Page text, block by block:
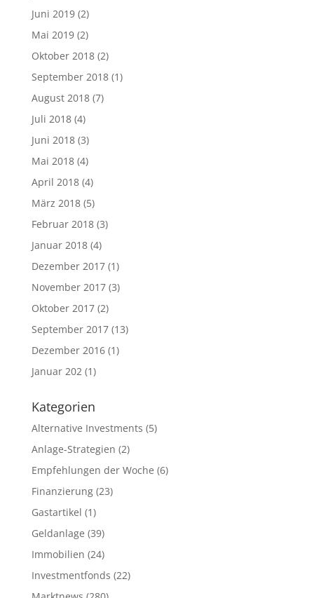
Juni 2019(2)
Mai 2019(2)
Oktober 2018(2)
September 2018(1)
August 2018(7)
Juli 2018(4)
Juni 2018(3)
Mai 2018(4)
April 2018(4)
März 2018(5)
Februar 2018(3)
Januar 2018(4)
Dezember 2017(1)
November 2017(3)
Oktober 2017(2)
September 2017(13)
Dezember 2016(1)
Januar 202(1)
Kategorien
Alternative Investments (5)
Anlage-Strategien (2)
Empfehlungen der Woche (6)
Finanzierung(23)
Gastartikel (1)
Geldanlage (39)
Immobilien (24)
Investmentfonds (22)